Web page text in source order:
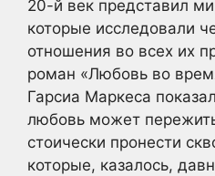
20-й век представил
которые исследовали
отношения во всех их
роман «Любовь во
Гарсиа Маркеса
любовь может
стоически пронести
которые, казалось,